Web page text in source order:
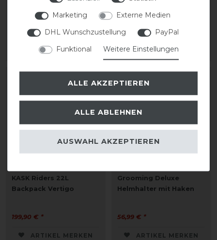
199,90 € *
ARTIKEL MERKEN
56,99 € *
ARTIKEL MERKEN
KASK Riders 22L
Backpack Vertigo
199,90 € *
ARTIKEL MERKEN
Grooming Deluxe
Helmhalter mit Haken
56,99 € *
ARTIKEL MERKEN
Marketing
Externe Medien
DHL Wunschzustellung
PayPal
Funktional
Weitere Einstellungen
ALLE AKZEPTIEREN
ALLE ABLEHNEN
AUSWAHL AKZEPTIEREN